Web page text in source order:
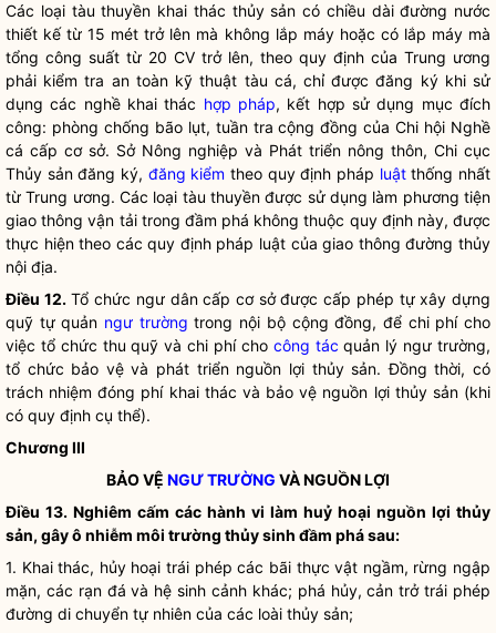
Các loại tàu thuyền khai thác thủy sản có chiều dài đường nước
thiết kế từ 15 mét trở lên mà không lắp máy hoặc có lắp máy mà
tổng công suất từ 20 CV trở lên, theo quy định của Trung ương
phải kiểm tra an toàn kỹ thuật tàu cá, chỉ được đăng ký khi sử
dụng các nghề khai thác hợp pháp, kết hợp sử dụng mục đích
công: phòng chống bão lụt, tuần tra cộng đồng của Chi hội Nghề
cá cấp cơ sở. Sở Nông nghiệp và Phát triển nông thôn, Chi cục
Thủy sản đăng ký, đăng kiểm theo quy định pháp luậtthống nhất
từ Trung ương. Các loại tàu thuyền được sử dụng làm phương tiện
giao thông vận tải trong đầm phá không thuộc quy định này, được
thực hiện theo các quy định pháp luật của giao thông đường thủy
nội địa.
Điều 12.Tổ chức ngư dân cấp cơ sở được cấp phép tự xây dựng
quỹ tự quản ngư trường trong nội bộ cộng đồng, để chi phícho
việc tổ chức thu quỹ vàchi phícho công tác quản lý ngư trường,
tổ chức bảo vệ và phát triển nguồn lợi thủy sản. Đồng thời, có
trách nhiệm đóng phí khai thác và bảo vệ nguồn lợi thủy sản (khi
có quy định cụ thể).
Chương III
BẢO VỆ NGƯ TRƯỜNG VÀ NGUỒN LỢI
Điều 13. Nghiêm cấm các hành vi làm huỷ hoại nguồn lợi thủy
sản, gây ô nhiễm môi trường thủy sinh đầm phá sau:
1. Khai thác, hủy hoại trái phép các bãi thực vật ngầm, rừng ngập
mặn, các rạn đá và hệ sinh cảnh khác; phá hủy, cản trở trái phép
đường di chuyển tự nhiên của các loài thủy sản;